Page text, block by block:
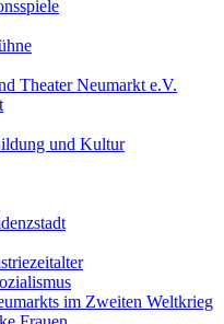
Theater Neumarkt e.V.
und Kultur
im Zweiten Weltkrieg